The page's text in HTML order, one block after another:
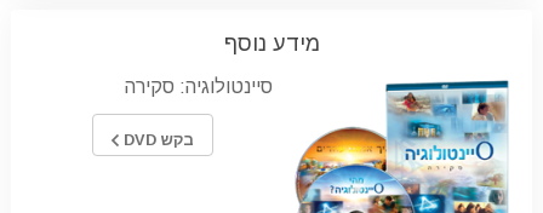
מידע נוסף
סיינטולוגיה: סקירה
בקש DVD